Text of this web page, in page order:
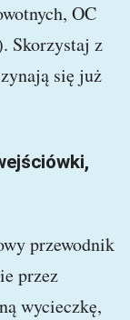
OC
Skorzystaj z
się już
przewodnik
przez
wycieczkę,